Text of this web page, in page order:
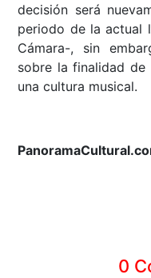
decisión será
periodo de la actual
Cámara-, sin
sobre la finalidad
una cultura musical.
0